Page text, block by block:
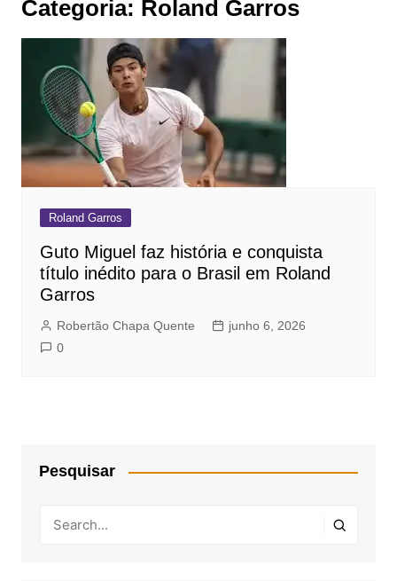
Categoria: Roland Garros
Roland Garros
Guto Miguel faz história e conquista
título inédito para o Brasil em Roland
Garros
Robertão Chapa Quente
junho 6, 2026
0
Pesquisar